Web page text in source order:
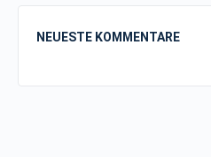
NEUESTE KOMMENTARE